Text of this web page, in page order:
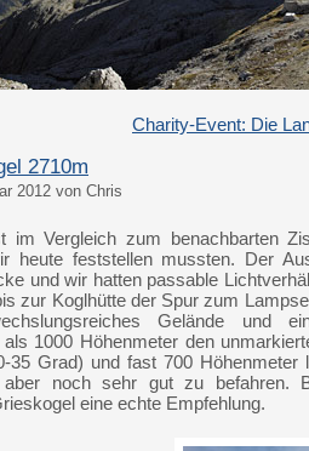
Charity-Event: Die
2710m
2012 von Chris
im Vergleich zum benachbarten
heute feststellen mussten. Der
und wir hatten passable
zur Koglhütte der Spur zum
Gelände und
1000 Höhenmeter den
35 Grad) und fast 700 Höhenmeter
noch sehr gut zu befahren.
eine echte Empfehlung.